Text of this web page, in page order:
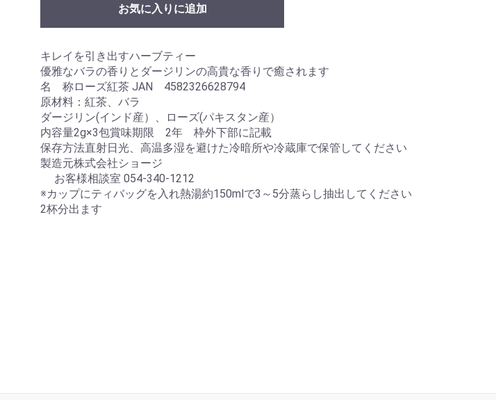
お気に入りに追加
キレイを引き出すハーブティー
優雅なバラの香りとダージリンの高貴な香りで癒されます
名 称ローズ紅茶 JAN 4582326628794
原材料：紅茶、バラ
ダージリン(インド産）、ローズ(パキスタン産）
内容量2g×3包賞味期限 2年 枠外下部に記載
保存方法直射日光、高温多湿を避けた冷暗所や冷蔵庫で保管してください
製造元株式会社ショージ
お客様相談室 054-340-1212
※カップにティバッグを入れ熱湯約150mlで3～5分蒸らし抽出してください
2杯分出ます